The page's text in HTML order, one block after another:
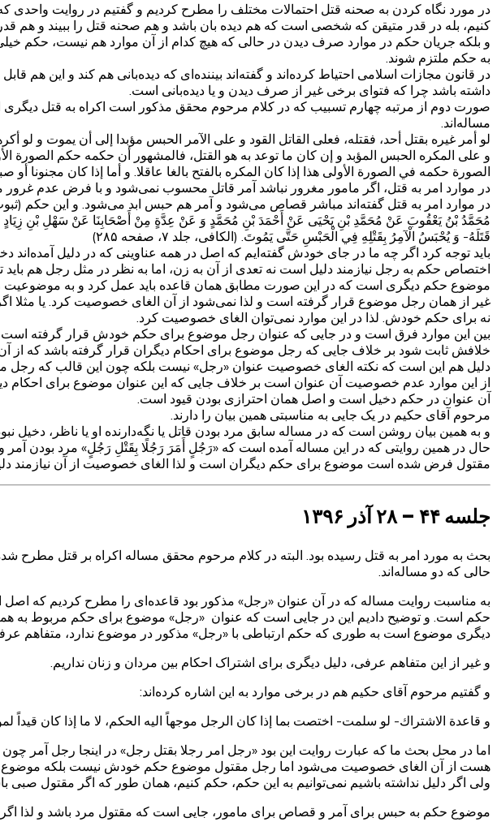
در مورد نگاه کردن به صحنه قتل احتمالات مختلف را مطرح کردیم و گفتیم در روایت واحدی
کنیم، بله در قدر متیقن که شخصی است که هم دیده بان باشد و هم صحنه قتل را ببیند و هم
و بلکه جریان حکم در موارد صرف دیدن در حالی که هیچ کدام از آن موارد هم نیست، حکم
به حکم ملتزم شوند.
در قانون مجازات اسلامی احتیاط کرده‌اند و گفته‌اند بیننده‌ای که دیده‌بانی هم کند و این هم
داشته باشد چرا که فتوای برخی غیر از صرف دیدن و یا دیده‌بانی است.
صورت دوم از مرتبه چهارم تسبیب که در کلام مرحوم محقق مذکور است اکراه به قتل
مساله‌اند.
لو أمر غيره بقتل أحد، فقتله، فعلى القاتل القود و على الآمر الحبس مؤبدا إلى أن يموت و
و على المكره الحبس المؤبد و إن كان ما توعد به هو القتل، فالمشهور أن حكمه حكم الصورة
الصورة حكمه في الصورة الأولى هذا إذا كان المكره بالفتح بالغا عاقلا. و أما إذا كان مجنونا
در موارد امر به قتل، اگر مامور مغرور نباشد آمر قاتل محسوب نمی‌شود و با فرض عدم
در موارد امر به قتل گفته‌اند مباشر قصاص می‌شود و آمر هم حبس ابد می‌شود. و این
مُحَمَّدُ بْنُ يَعْقُوبَ عَنْ مُحَمَّدِ بْنِ يَحْيَى عَنْ أَحْمَدَ بْنِ مُحَمَّدٍ وَ عَنْ عِدَّةٍ مِنْ أَصْحَابِنَا عَنْ سَهْلِ بْنِ
قَتَلَهُ- وَ يُحْبَسُ الْآمِرُ بِقَتْلِهِ فِي الْحَبْسِ حَتَّى يَمُوتَ. (الکافی، جلد ۷، صفحه ۲۸۵)
باید توجه کرد اگر چه ما در جای خودش گفته‌ایم که اصل در همه عناوینی که در دلیل
اختصاص حکم به رجل نیازمند دلیل است نه تعدی از آن به زن، اما به نظر در مثل رجل
موضوع حکم دیگری است که در این صورت مطابق همان قاعده باید عمل کرد و به موضوعیت
غیر از همان رجل موضوع قرار گرفته است و لذا نمی‌شود از آن الغای خصوصیت کرد. یا
نه برای حکم خودش. لذا در این موارد نمی‌توان الغای خصوصیت کرد.
بین این موارد فرق است و در جایی که عنوان رجل موضوع برای حکم خودش قرار گرفته
خلافش ثابت شود بر خلاف جایی که رجل موضوع برای احکام دیگران قرار گرفته باشد که
دلیل هم این است که نکته الغای خصوصیت عنوان «رجل» نیست بلکه چون این قالب که
از این موارد عدم خصوصیت آن عنوان است بر خلاف جایی که این عنوان موضوع برای احکام
آن عنوان در حکم دخیل است و اصل همان احترازی بودن قیود است.
مرحوم آقای حکیم در یک جایی به مناسبتی همین بیان را دارند.
و به همین بیان روشن است که در مساله سابق مرد بودن قاتل یا نگه‌دارنده او یا ناظر،
حال در همین روایتی که در این مساله آمده است که «رَجُلٍ أَمَرَ رَجُلًا بِقَتْلِ رَجُلٍ» مرد بودن
مقتول فرض شده است موضوع برای حکم دیگران است و لذا الغای خصوصیت از آن نیازمند
جلسه ۴۴ – ۲۸ آذر ۱۳۹۶
بحث به مورد امر به قتل رسیده بود. البته در کلام مرحوم محقق مساله اکراه بر قتل مطرح
حالی که دو مساله‌اند.
به مناسبت روایت مساله که در آن عنوان «رجل» مذکور بود قاعده‌ای را مطرح کردیم که
حکم است. و توضیح دادیم این در جایی است که عنوان «رجل» موضوع برای حکم مربوط به
دیگری موضوع است به طوری که حکم ارتباطی با «رجل» مذکور در موضوع ندارد، متفاهم
و غیر از این متفاهم عرفی، دلیل دیگری برای اشتراک احکام بین مردان و زنان نداریم.
و گفتیم مرحوم آقای حکیم هم در برخی موارد به این اشاره کرده‌اند:
و قاعدة الاشتراك- لو سلمت- اختصت بما إذا كان الرجل موجهاً اليه الحكم، لا ما إذا كان قيداً
اما در محل بحث ما که عبارت روایت این بود «رجل امر رجلا بقتل رجل» در اینجا
هست از آن الغای خصوصیت می‌شود اما رجل مقتول موضوع حکم خودش نیست بلکه
ولی اگر دلیل نداشته باشیم نمی‌توانیم به این حکم، حکم کنیم، همان طور که اگر مقتول صبی
موضوع حکم به حبس برای آمر و قصاص برای مامور، جایی است که مقتول مرد باشد و لذا